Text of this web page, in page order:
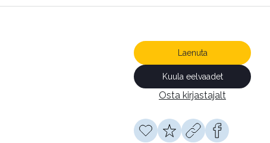
Laenuta
Kuula eelvaadet
Osta kirjastajalt